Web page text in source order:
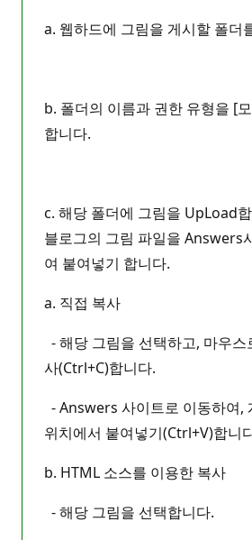
a. 웹하드에 그림을 게시할 폴더
b. 폴더의 이름과 권한 유형을 [
합니다.
c. 해당 폴더에 그림을 UpLoad
블로그의 그림 파일을 Answers
여 붙여넣기 합니다.
a. 직접 복사
- 해당 그림을 선택하고, 마우스
사(Ctrl+C)합니다.
- Answers 사이트로 이동하여,
위치에서 붙여넣기(Ctrl+V)합니
b. HTML 소스를 이용한 복사
- 해당 그림을 선택합니다.